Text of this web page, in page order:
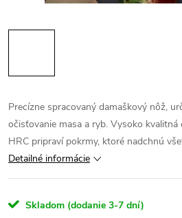
Precízne spracovaný damaškový nôž,
očisťovanie masa a ryb. Vysoko
HRC pripraví pokrmy, ktoré nadchnú
Detailné informácie
Skladom (dodanie 3-7 dní)